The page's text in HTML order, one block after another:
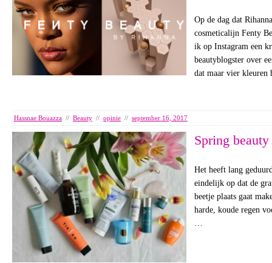
Op de dag dat
cosmeticalijn Fenty
ik op Instagram een
beautyblogster over
dat maar vier kleuren
Hassnae Bouazza // Beauty // opinie // september 16, 2017
Spring beauty
Het heeft lang
eindelijk op dat de
beetje plaats gaat
harde, koude regen
…